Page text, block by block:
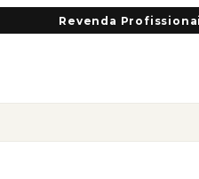
Revenda